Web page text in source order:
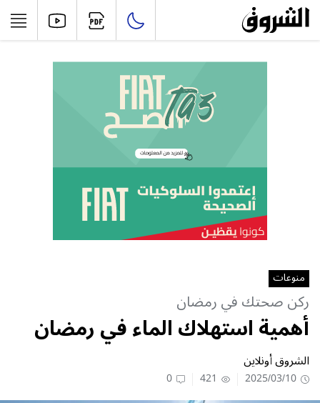
منوعات
ركن صحتك في رمضان
أهمية استهلاك الماء في رمضان
الشروق أونلاين
2025/03/10
421
0